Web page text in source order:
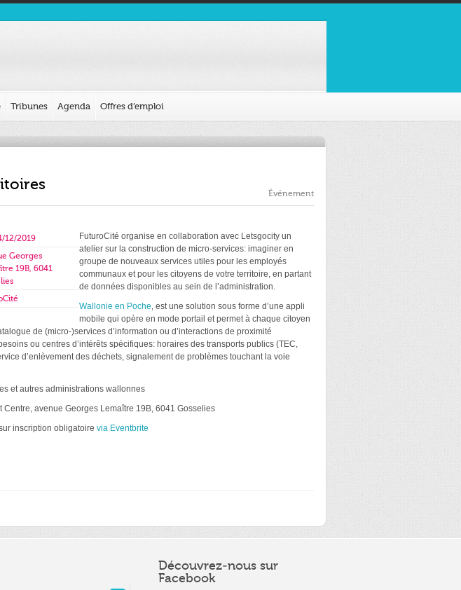
Tribunes Agenda Offres d’emploi
Événement
12/2019
Georges
19B, 6041
FuturoCité organise en collaboration avec Letsgocity un
atelier sur la construction de micro-services: imaginer en
groupe de nouveaux services utiles pour les employés
communaux et pour les citoyens de votre territoire, en partant
de données disponibles au sein de l’administration.
Wallonie en Poche, est une solution sous forme d’une appli
mobile qui opère en mode portail et permet à chaque citoyen
de (micro-)services d’information ou d’interactions de proximité
ou centres d’intérêts spécifiques: horaires des transports publics (TEC,
d’enlèvement des déchets, signalement de problèmes touchant la voie
et autres administrations wallonnes
Centre, avenue Georges Lemaître 19B, 6041 Gosselies
inscription obligatoire via Eventbrite
Découvrez-nous sur
Facebook